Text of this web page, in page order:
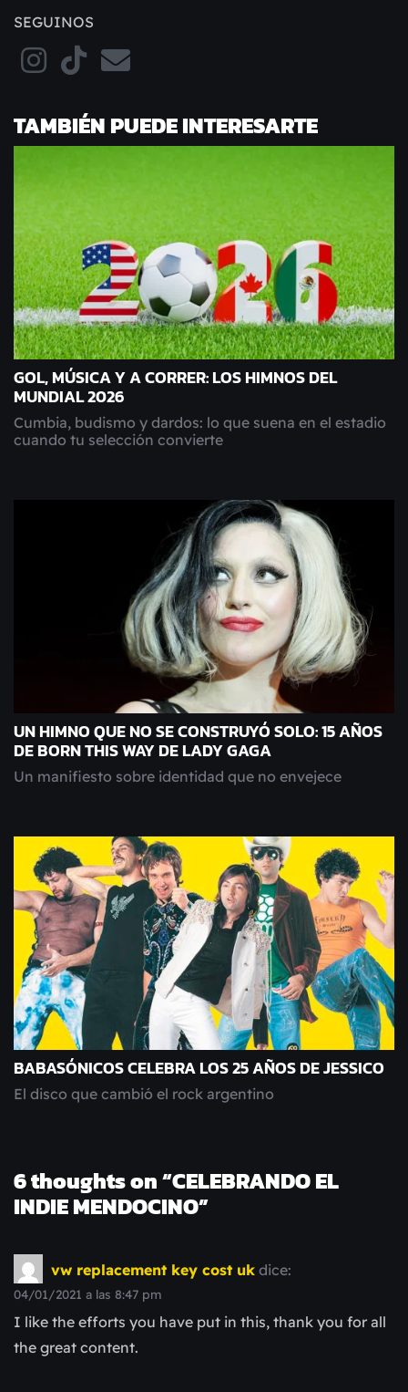
SEGUINOS
TAMBIÉN PUEDE INTERESARTE
GOL, MÚSICA Y A CORRER: LOS HIMNOS DEL
MUNDIAL 2026
Cumbia, budismo y dardos: lo que suena en el estadio
cuando tu selección convierte
UN HIMNO QUE NO SE CONSTRUYÓ SOLO: 15 AÑOS
DE BORN THIS WAY DE LADY GAGA
Un manifiesto sobre identidad que no envejece
BABASÓNICOS CELEBRA LOS 25 AÑOS DE JESSICO
El disco que cambió el rock argentino
6 thoughts on “CELEBRANDO EL
INDIE MENDOCINO”
vw replacement key cost uk dice:
04/01/2021 a las 8:47 pm
I like the efforts you have put in this, thank you for all
the great content.